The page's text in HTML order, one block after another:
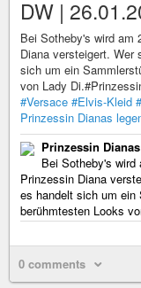
DW |
Bei Sotheby's wird am
Diana versteigert.
sich um ein
von Lady
#Versace #Elvis-Kleid
Prinzessin Dianas
Prinzessin
Bei Sotheby's wird
Prinzessin Diana
es handelt sich um
berühmtesten Looks
0 comments